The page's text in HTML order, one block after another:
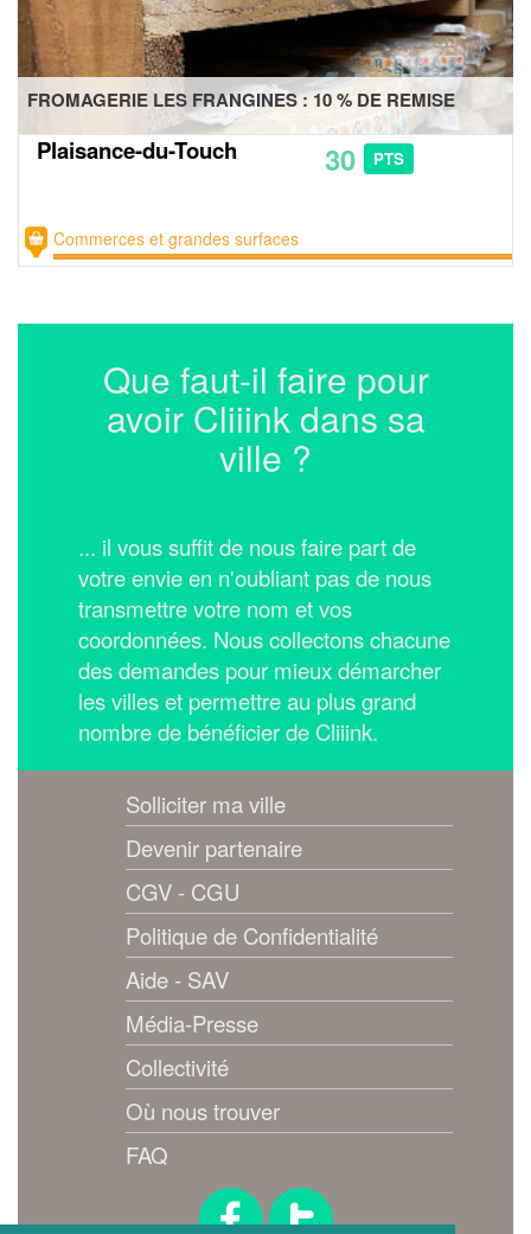
FROMAGERIE LES FRANGINES : 10 % DE REMISE
Plaisance-du-Touch 30 PTS
Commerces et grandes surfaces
Que faut-il faire pour
avoir Cliiink dans sa
ville ?
... il vous suffit de nous faire part de
votre envie en n'oubliant pas de nous
transmettre votre nom et vos
coordonnées. Nous collectons chacune
des demandes pour mieux démarcher
les villes et permettre au plus grand
nombre de bénéficier de Cliiink.
Solliciter ma ville
Devenir partenaire
CGV - CGU
Politique de Confidentialité
Aide - SAV
Média-Presse
Collectivité
Où nous trouver
FAQ